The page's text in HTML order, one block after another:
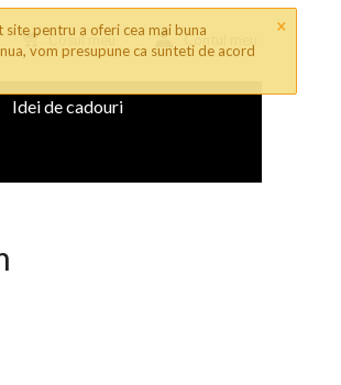
×
pentru a oferi cea mai buna
vom presupune ca sunteti de acord
Cosul meu Contul meu
Idei de cadouri